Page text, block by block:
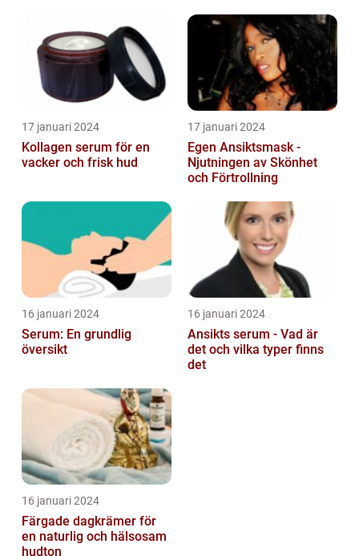
17 januari 2024
Kollagen serum för en
vacker och frisk hud
17 januari 2024
Egen Ansiktsmask -
Njutningen av Skönhet
och Förtrollning
16 januari 2024
Serum: En grundlig
översikt
16 januari 2024
Ansikts serum - Vad är
det och vilka typer finns
det
16 januari 2024
Färgade dagkrämer för
en naturlig och hälsosam
hudton